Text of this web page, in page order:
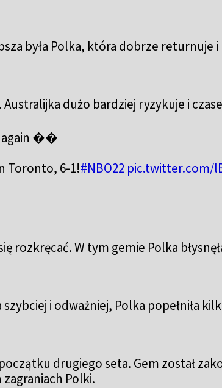
była Polka, która dobrze returnuje
dużo bardziej ryzykuje i
again ��
Toronto, 6-1!#NBO22 pic.twitter.com/
rozkręcać. W tym gemie Polka
i odważniej, Polka popełniła
drugiego seta. Gem został
Polki.